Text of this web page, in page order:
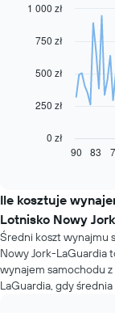
Line
points.
Następujący
pokazuje,
cena
za
wynajem
samochodu
wraz
ze
zbliżaniem
Chart
0 zł
250 zł
500 zł
750 zł
1 000 zł
90 83
Ile kosztuje
Lotnisko Nowy
Średni koszt wynajmu
Nowy Jork-LaGuardia
wynajem samochodu
LaGuardia, gdy średnia